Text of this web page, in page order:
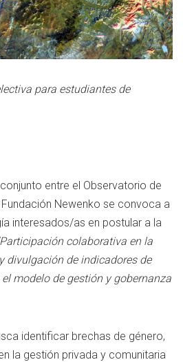
para estudiantes de
entre el Observatorio de
Fundación Newenko se convoca a
interesados/as en postular a la
colaborativa en la
divulgación de indicadores de
modelo de gestión y gobernanza
identificar brechas de género,
la gestión privada y comunitaria